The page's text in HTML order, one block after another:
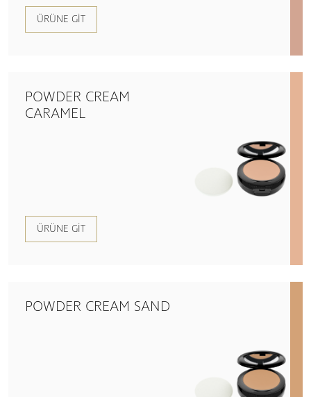
ÜRÜNE GIT
POWDER CREAM
CARAMEL
ÜRÜNE GIT
POWDER CREAM SAND